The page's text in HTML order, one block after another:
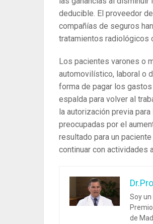
deducible. El proveedor
compañías de seguros
tratamientos radiológicos
Los pacientes varones o
automovilístico, laboral o
forma de pagar los
espalda para volver al
la autorización previa
preocupadas por el
resultado para un
continuar con actividades
Soy
de